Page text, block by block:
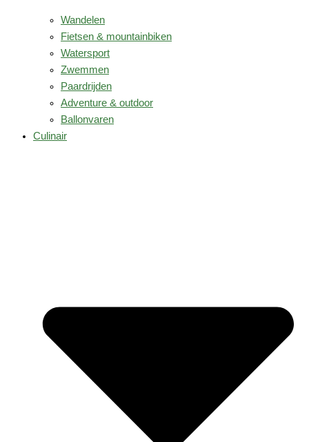
Wandelen
Fietsen & mountainbiken
Watersport
Zwemmen
Paardrijden
Adventure & outdoor
Ballonvaren
Culinair